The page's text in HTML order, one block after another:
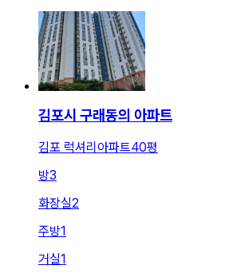
김포시 구래동의 아파트
김포 럭셔리아파트40평
방3
화장실2
주방1
거실1